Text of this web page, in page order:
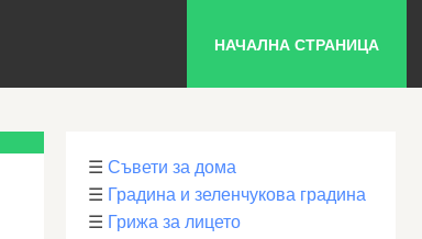
НАЧАЛНА СТРАНИЦА
☰ Съвети за дома
☰ Градина и зеленчукова градина
☰ Грижа за лицето